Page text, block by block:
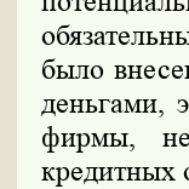
было
деньгами,
фирмы,
кредитных